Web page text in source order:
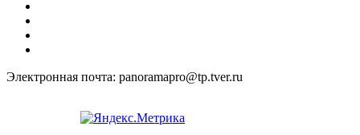
Электронная почта: panoramapro@tp.tver.ru